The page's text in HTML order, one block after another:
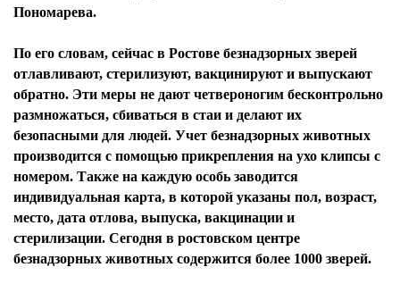
Пономарева.
По его словам, сейчас в Ростове безнадзорных зверей
отлавливают, стерилизуют, вакцинируют и выпускают
обратно. Эти меры не дают четвероногим бесконтрольно
размножаться, сбиваться в стаи и делают их
безопасными для людей. Учет безнадзорных животных
производится с помощью прикрепления на ухо клипсы с
номером. Также на каждую особь заводится
индивидуальная карта, в которой указаны пол, возраст,
место, дата отлова, выпуска, вакцинации и
стерилизации. Сегодня в ростовском центре
безнадзорных животных содержится более 1000 зверей.